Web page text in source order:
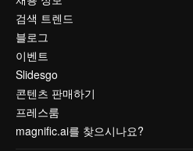
검색 트렌드
블로그
이벤트
Slidesgo
콘텐츠 판매하기
프레스룸
magnific.ai를 찾으시나요?